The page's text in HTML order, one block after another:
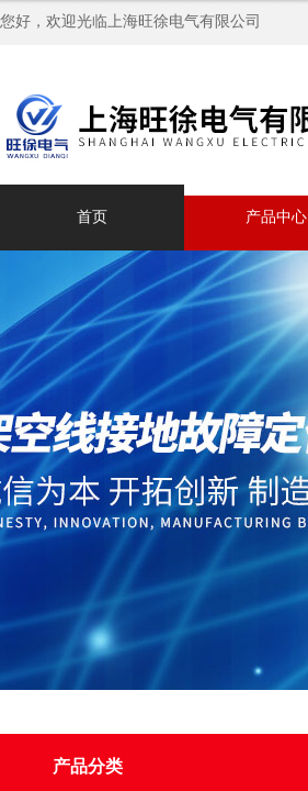
您好，欢迎光临上海旺徐电气有限公司
首页 产品中心
产品分类